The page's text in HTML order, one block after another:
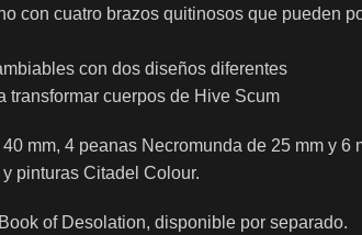
con cuatro brazos quitinosos que pueden
con dos diseños diferentes
transformar cuerpos de Hive Scum
mm, 4 peanas Necromunda de 25 mm y
pinturas Citadel Colour.
of Desolation, disponible por separado.